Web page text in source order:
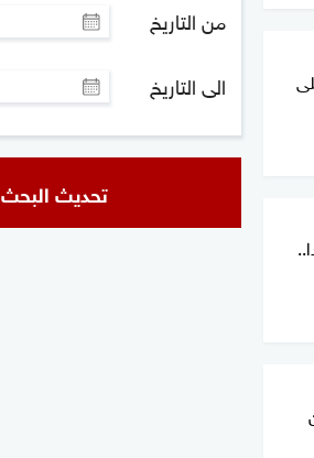
من التاريخ
الى التاريخ
تحديث البحث